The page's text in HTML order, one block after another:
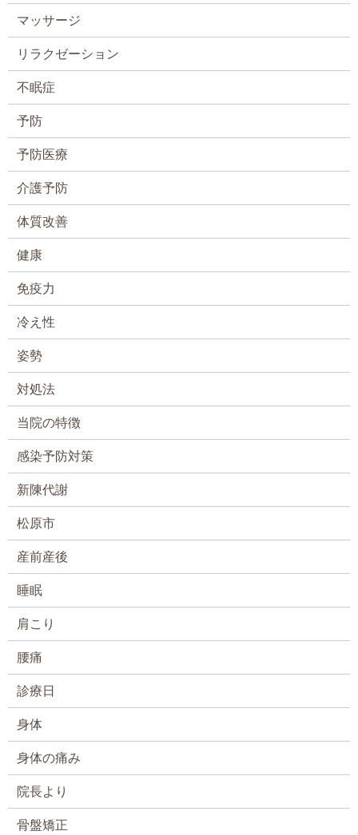
マッサージ
リラクゼーション
不眠症
予防
予防医療
介護予防
体質改善
健康
免疫力
冷え性
姿勢
対処法
当院の特徴
感染予防対策
新陳代謝
松原市
産前産後
睡眠
肩こり
腰痛
診療日
身体
身体の痛み
院長より
骨盤矯正